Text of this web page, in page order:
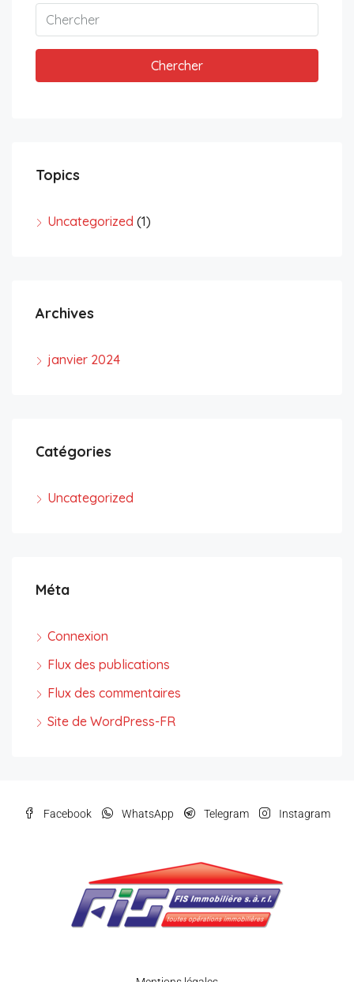
Chercher
Topics
Uncategorized (1)
Archives
janvier 2024
Catégories
Uncategorized
Méta
Connexion
Flux des publications
Flux des commentaires
Site de WordPress-FR
Facebook WhatsApp Telegram Instagram